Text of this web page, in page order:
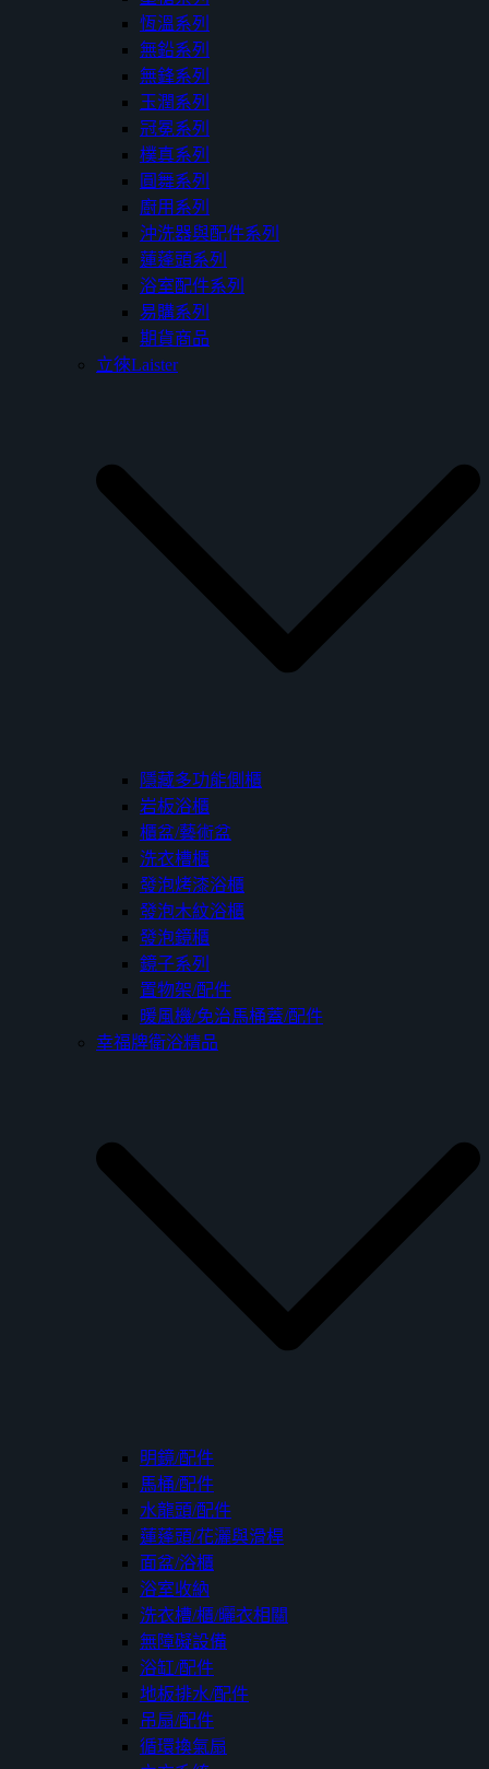
恆溫系列
無鉛系列
無鋒系列
玉潤系列
冠冕系列
樸真系列
圓舞系列
廚用系列
沖洗器與配件系列
蓮蓬頭系列
浴室配件系列
易購系列
期貨商品
立徠Laister
隱藏多功能側櫃
岩板浴櫃
櫃盆/藝術盆
洗衣槽櫃
發泡烤漆浴櫃
發泡木紋浴櫃
發泡鏡櫃
鏡子系列
置物架/配件
暖風機/免治馬桶蓋/配件
幸福牌衛浴精品
明鏡/配件
馬桶/配件
水龍頭/配件
蓮蓬頭/花灑與滑桿
面盆/浴櫃
浴室收納
洗衣槽/櫃/曬衣相關
無障礙設備
浴缸/配件
地板排水/配件
吊扇/配件
循環換氣扇